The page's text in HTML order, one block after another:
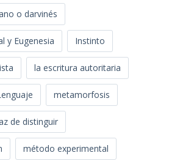
o darvinés
y Eugenesia Instinto
la escritura autoritaria
metamorfosis
de distinguir
método experimental